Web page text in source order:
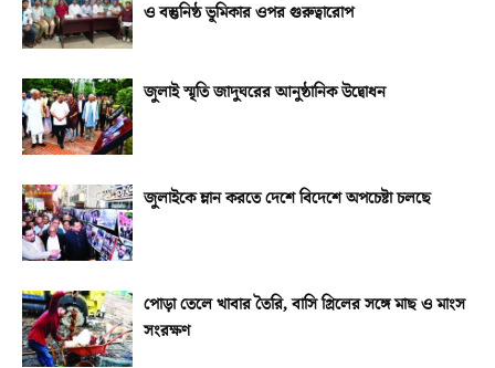
ও বস্তুনিষ্ঠ ভূমিকার ওপর গুরুত্বারোপ
জুলাই স্মৃতি জাদুঘরের আনুষ্ঠানিক উদ্বোধন
জুলাইকে ম্লান করতে দেশে বিদেশে অপচেষ্টা চলছে
পোড়া তেলে খাবার তৈরি, বাসি গ্রিলের সঙ্গে মাছ ও মাংস
সংরক্ষণ